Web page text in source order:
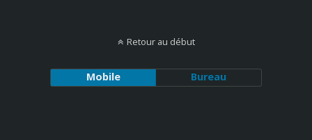
Retour au début
Mobile Bureau